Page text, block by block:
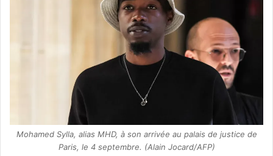
Mohamed Sylla, alias MHD, à son arrivée au palais de justice de
Paris, le 4 septembre. (Alain Jocard/AFP)